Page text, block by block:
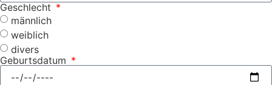
Geschlecht
männlich
weiblich
divers
Geburtsdatum